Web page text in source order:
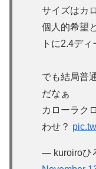
サイズはカ
個人的希望
トに2.4デ
でも結局普
だなぁ
カローラク
わせ？
— kuroiroひ